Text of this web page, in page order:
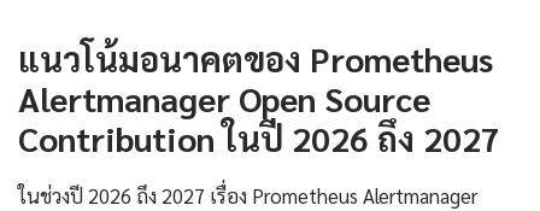
แนวโน้มอนาคตของ Prometheus
Alertmanager Open Source
Contribution ในปี 2026 ถึง 2027
ในช่วงปี 2026 ถึง 2027 เรื่อง Prometheus Alertmanager